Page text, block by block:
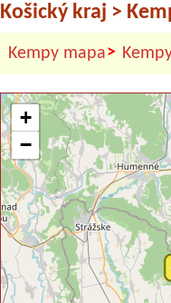
Košický kraj >
Kempy mapa>
+
−